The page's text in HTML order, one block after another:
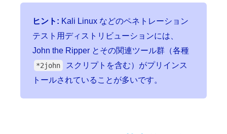
ヒント: Kali Linux などのペネトレーション
テスト用ディストリビューションには、
John the Ripper とその関連ツール群（各種
*2john
スクリプトを含む）がプリインス
トールされていることが多いです。